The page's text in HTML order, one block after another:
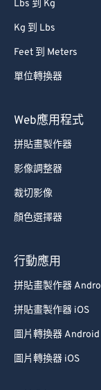
Lbs 到 Kg
Kg 到 Lbs
Feet 到 Meters
單位轉換器
Web應用程式
拼貼畫製作器
影像調整器
裁切影像
顏色選擇器
行動應用
拼貼畫製作器
拼貼畫製作器 iOS
圖片轉換器 Android
圖片轉換器 iOS